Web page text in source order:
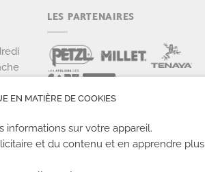
LES PARTENAIRES
EN MATIÈRE DE COOKIES
sur votre appareil.
et du contenu et en apprendre plus